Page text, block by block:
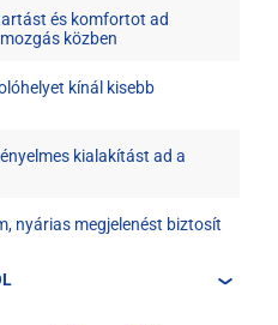
és komfortot ad
közben
kínál kisebb
kialakítást ad a
nyárias megjelenést biztosít